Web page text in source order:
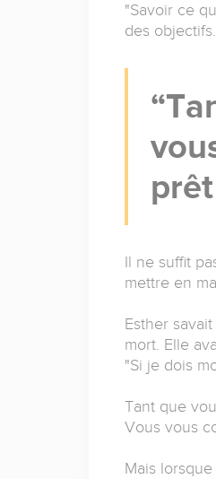
"Savoir ce
des
Il ne suffit
mettre en
Esther
mort. Elle
"Si je dois
Tant que
Vous vous
Mais